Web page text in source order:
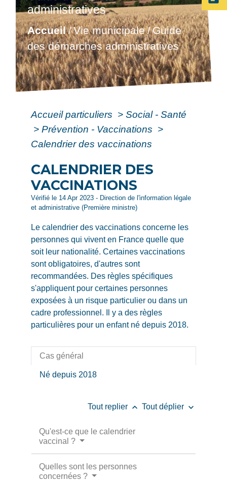
administratives
Accueil/Vie municipale/Guide
des démarches administratives
Accueil particuliers > Social - Santé
> Prévention - Vaccinations >
Calendrier des vaccinations
CALENDRIER DES
VACCINATIONS
Vérifié le 14 Apr 2023 - Direction de l'information légale
et administrative (Première ministre)
Le calendrier des vaccinations concerne les
personnes qui vivent en France quelle que
soit leur nationalité. Certaines vaccinations
sont obligatoires, d'autres sont
recommandées. Des règles spécifiques
s'appliquent pour certaines personnes
exposées à un risque particulier ou dans un
cadre professionnel. Il y a des règles
particulières pour un enfant né depuis 2018.
Cas général
Né depuis 2018
Tout replier keyboard_arrow_up Tout déplier keyboard_arrow_down
Qu'est-ce que le calendrier
vaccinal ?
Quelles sont les personnes
concernées ?